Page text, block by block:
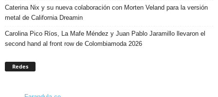
Caterina Nix y su nueva colaboración con Morten Veland para la versión
metal de California Dreamin
Carolina Pico Ríos, La Mafe Méndez y Juan Pablo Jaramillo llevaron el
second hand al front row de Colombiamoda 2026
Redes